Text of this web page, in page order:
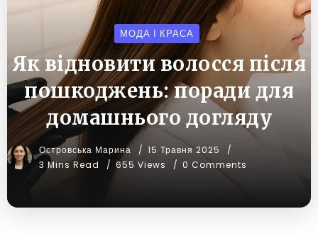
МОДА І КРАСА
Як відновити волосся після
пошкоджень: поради для
домашнього догляду
Островська Марина
15 Травня 2025
3 Mins Read
655 Views 0 Comments